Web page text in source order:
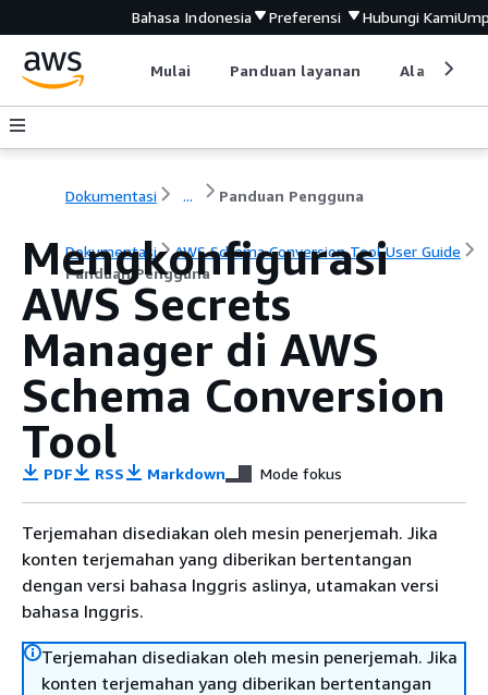
Bahasa Indonesia Preferensi Hubungi Kami
Mulai Panduan layanan Alat
Dokumentasi ... Panduan Pengguna
Dokumentasi
AWS Schema Conversion Tool User Guide
Panduan Pengguna
Mengkonfigurasi
AWS Secrets
Manager di AWS
Schema Conversion
Tool
PDF RSS Markdown Mode fokus
Terjemahan disediakan oleh mesin penerjemah. Jika
konten terjemahan yang diberikan bertentangan
dengan versi bahasa Inggris aslinya, utamakan versi
bahasa Inggris.
Terjemahan disediakan oleh mesin penerjemah. Jika
konten terjemahan yang diberikan bertentangan